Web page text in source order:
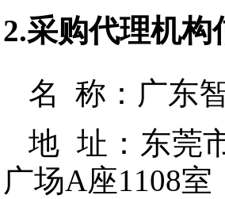
2.采购代理机构
名 称： 广东
地 址： 东莞
广场A座1108室